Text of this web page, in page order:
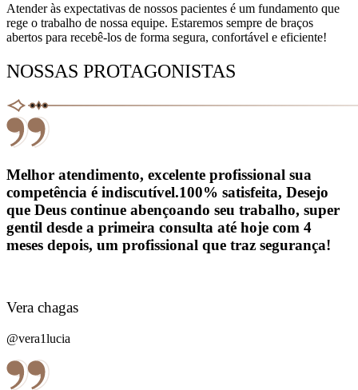
Atender às expectativas de nossos pacientes é um fundamento que
rege o trabalho de nossa equipe. Estaremos sempre de braços
abertos para recebê-los de forma segura, confortável e eficiente!
NOSSAS PROTAGONISTAS
Melhor atendimento, excelente profissional sua
competência é indiscutível.100% satisfeita, Desejo
que Deus continue abençoando seu trabalho, super
gentil desde a primeira consulta até hoje com 4
meses depois, um profissional que traz segurança!
Vera chagas
@vera1lucia